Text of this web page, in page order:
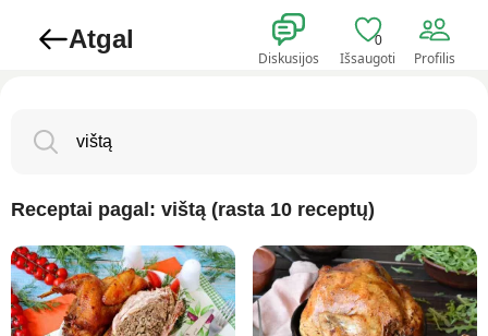
Atgal
Diskusijos
0
Išsaugoti Profilis
Receptai pagal: vištą (rasta 10 receptų)